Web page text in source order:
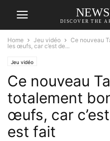
DISCOVER THE
Home Jeu vidéo
Ce nouveau
les œufs, car c’est de...
Jeu vidéo
Ce nouveau
totalement
œufs, car
est fait